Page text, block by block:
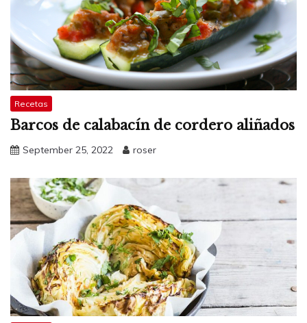
Recetas
Barcos de calabacín de cordero aliñados
September 25, 2022 roser